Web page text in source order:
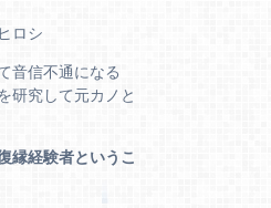
ロシ
音信不通になる
研究して元カノと
縁経験者というこ